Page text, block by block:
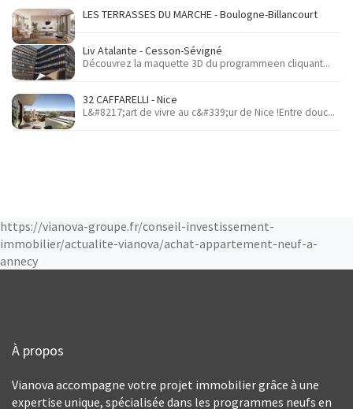
LES TERRASSES DU MARCHE - Boulogne-Billancourt
Liv Atalante - Cesson-Sévigné
Découvrez la maquette 3D du programmeen cliquant...
32 CAFFARELLI - Nice
L&#8217;art de vivre au c&#339;ur de Nice !Entre douc...
https://vianova-groupe.fr/conseil-investissement-
immobilier/actualite-vianova/achat-appartement-neuf-a-
annecy
À propos
Vianova accompagne votre projet immobilier grâce à une
expertise unique, spécialisée dans les programmes neufs en